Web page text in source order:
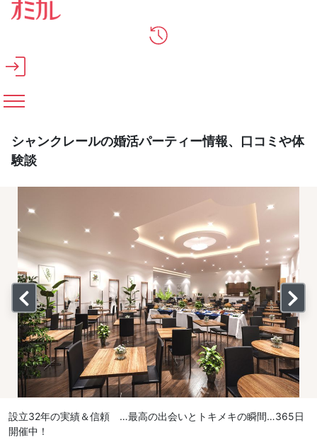
メインコンテンツへスキップ
シャンクレールの婚活パーティー情報、口コミや体
験談
設立32年の実績＆信頼 …最高の出会いとトキメキの瞬間…365日
開催中！